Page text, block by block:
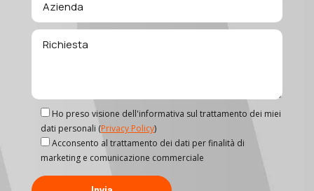
Ho preso visione dell'informativa sul trattamento dei miei
dati personali (Privacy Policy)
Acconsento al trattamento dei dati per finalità di
marketing e comunicazione commerciale